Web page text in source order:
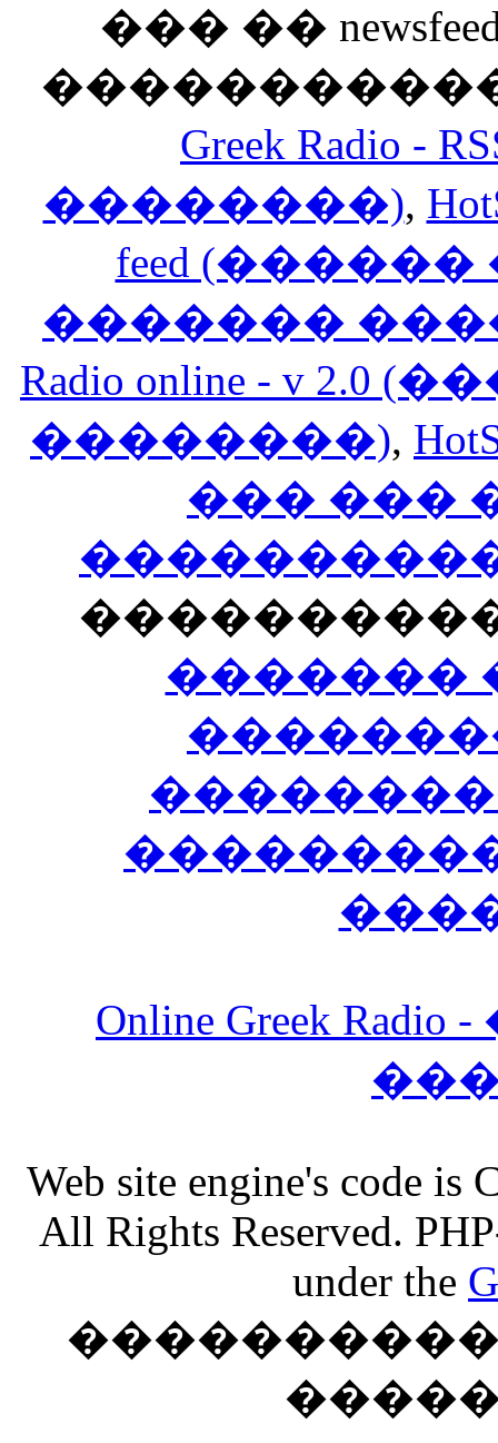
��� ��
Greek Radio
��������),
feed
�������
Radio online - v
��������),
��� ���
�������
Online Greek
Web site engine's code
All Rights Reserved.
under the
����������